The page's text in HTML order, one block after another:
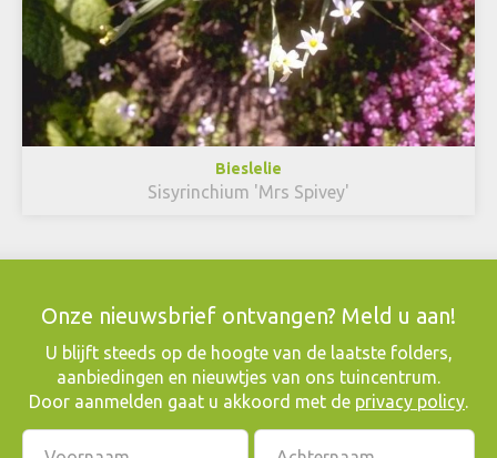
Bieslelie
Sisyrinchium 'Mrs Spivey'
Onze nieuwsbrief ontvangen? Meld u aan!
​U blijft steeds op de hoogte van de laatste folders,
aanbiedingen en nieuwtjes van ons tuincentrum.
Door aanmelden gaat u akkoord met de privacy policy.